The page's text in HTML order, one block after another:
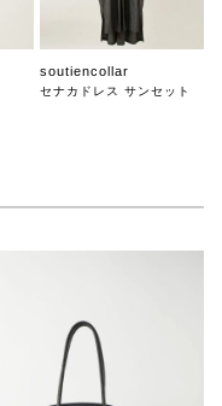
soutiencollar
セナカドレス サンセット